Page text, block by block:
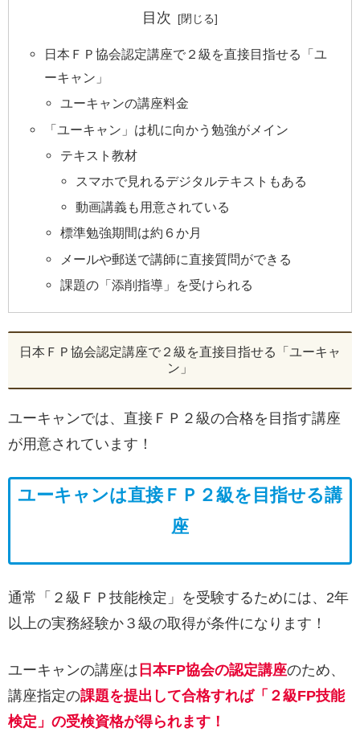
目次
日本ＦＰ協会認定講座で２級を直接目指せる「ユ
ーキャン」
ユーキャンの講座料金
「ユーキャン」は机に向かう勉強がメイン
テキスト教材
スマホで見れるデジタルテキストもある
動画講義も用意されている
標準勉強期間は約６か月
メールや郵送で講師に直接質問ができる
課題の「添削指導」を受けられる
日本ＦＰ協会認定講座で２級を直接目指せる「ユーキャ
ン」
ユーキャンでは、直接ＦＰ２級の合格を目指す講座
が用意されています！
ユーキャンは直接ＦＰ２級を目指せる講
座
通常「２級ＦＰ技能検定」を受験するためには、2年
以上の実務経験か３級の取得が条件になります！
ユーキャンの講座は 日本FP協会の認定講座のため、
講座指定の課題を提出して合格すれば「２級FP技能
検定」の受検資格が得られます！